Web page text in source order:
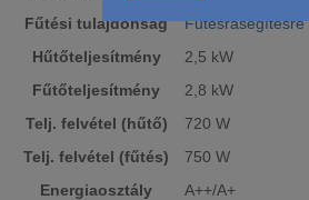
Fűtési tulajdonság
Fűtésrásegítésre
Hűtőteljesítmény
2,5 kW
Fűtőteljesítmény
2,8 kW
Telj. felvétel (hűtő)
720 W
Telj. felvétel (fűtés)
750 W
Energiaosztály
A++/A+